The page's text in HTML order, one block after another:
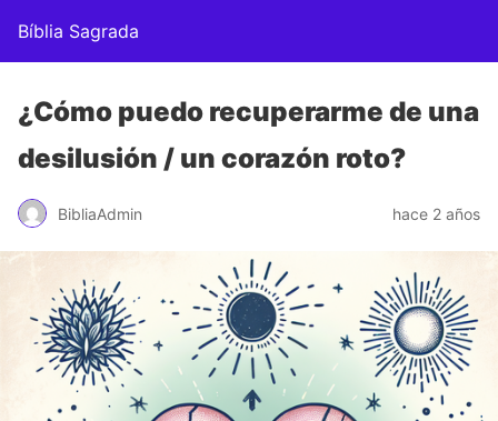
Bíblia Sagrada
¿Cómo puedo recuperarme de una
desilusión / un corazón roto?
BibliaAdmin hace 2 años